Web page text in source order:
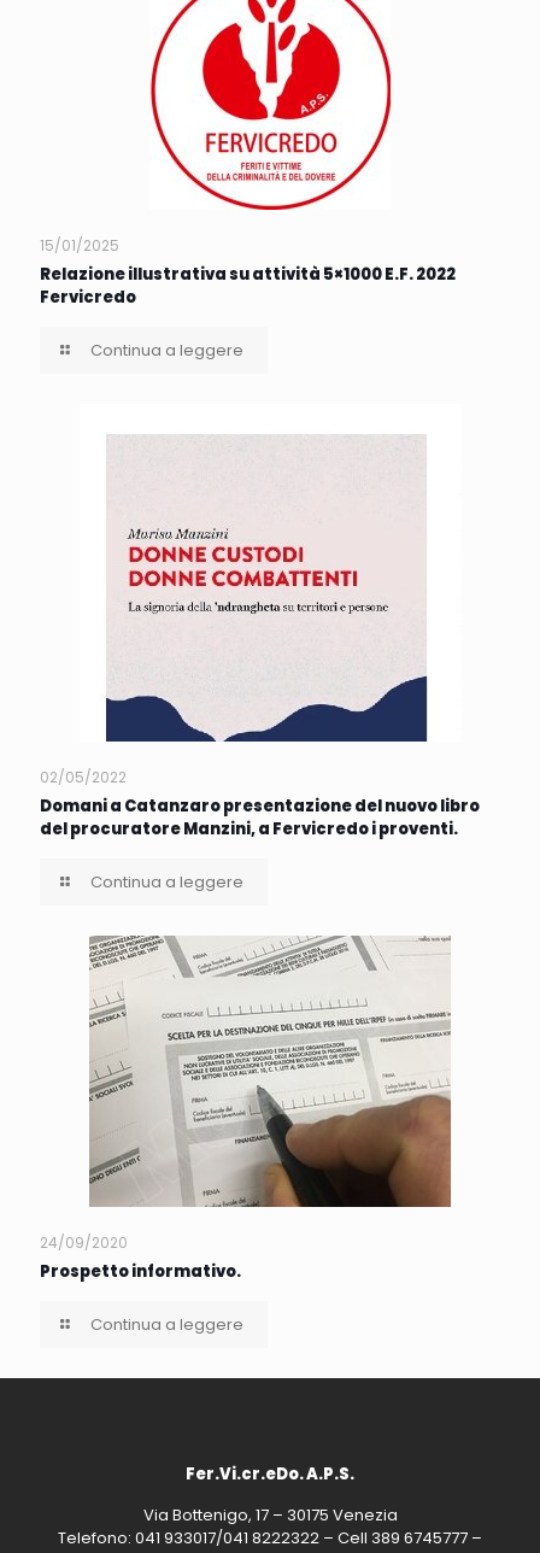
15/01/2025
Relazione illustrativa su attività 5×1000 E.F. 2022
Fervicredo
Continua a leggere
02/05/2022
Domani a Catanzaro presentazione del nuovo libro
del procuratore Manzini, a Fervicredo i proventi.
Continua a leggere
24/09/2020
Prospetto informativo.
Continua a leggere
Fer.Vi.cr.eDo. A.P.S.
Via Bottenigo, 17 – 30175 Venezia
Telefono: 041 933017/041 8222322 – Cell 389 6745777 –